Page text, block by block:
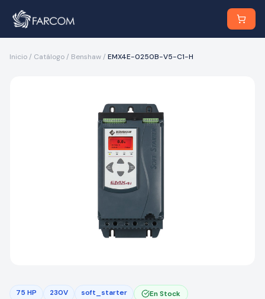
Inicio / Catálogo / Benshaw / EMX4E-0250B-V5-C1-H
75 HP 230V soft_starter En Stock